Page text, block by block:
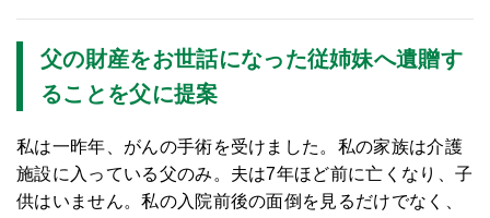
父の財産をお世話になった従姉妹へ遺贈す
ることを父に提案
私は一昨年、がんの手術を受けました。私の家族は介護
施設に入っている父のみ。夫は7年ほど前に亡くなり、子
供はいません。私の入院前後の面倒を見るだけでなく、